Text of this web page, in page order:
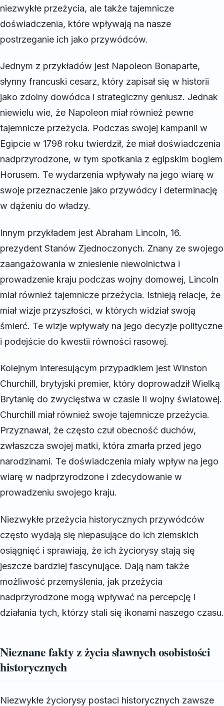
niezwykłe przeżycia, ale także tajemnicze
doświadczenia, które wpływają na nasze
postrzeganie ich jako przywódców.
Jednym z przykładów jest Napoleon Bonaparte,
słynny francuski cesarz, który zapisał się w historii
jako zdolny dowódca i strategiczny geniusz. Jednak
niewielu wie, że Napoleon miał również pewne
tajemnicze przeżycia. Podczas swojej kampanii w
Egipcie w 1798 roku twierdził, że miał doświadczenia
nadprzyrodzone, w tym spotkania z egipskim bogiem
Horusem. Te wydarzenia wpływały na jego wiarę w
swoje przeznaczenie jako przywódcy i determinację
w dążeniu do władzy.
Innym przykładem jest Abraham Lincoln, 16.
prezydent Stanów Zjednoczonych. Znany ze swojego
zaangażowania w zniesienie niewolnictwa i
prowadzenie kraju podczas wojny domowej, Lincoln
miał również tajemnicze przeżycia. Istnieją relacje, że
miał wizje przyszłości, w których widział swoją
śmierć. Te wizje wpływały na jego decyzje polityczne
i podejście do kwestii równości rasowej.
Kolejnym interesującym przypadkiem jest Winston
Churchill, brytyjski premier, który doprowadził Wielką
Brytanię do zwycięstwa w czasie II wojny światowej.
Churchill miał również swoje tajemnicze przeżycia.
Przyznawał, że często czuł obecność duchów,
zwłaszcza swojej matki, która zmarła przed jego
narodzinami. Te doświadczenia miały wpływ na jego
wiarę w nadprzyrodzone i zdecydowanie w
prowadzeniu swojego kraju.
Niezwykłe przeżycia historycznych przywódców
często wydają się niepasujące do ich ziemskich
osiągnięć i sprawiają, że ich życiorysy stają się
jeszcze bardziej fascynujące. Dają nam także
możliwość przemyślenia, jak przeżycia
nadprzyrodzone mogą wpływać na percepcję i
działania tych, którzy stali się ikonami naszego czasu.
Nieznane fakty z życia sławnych osobistości
historycznych
Niezwykłe życiorysy postaci historycznych zawsze